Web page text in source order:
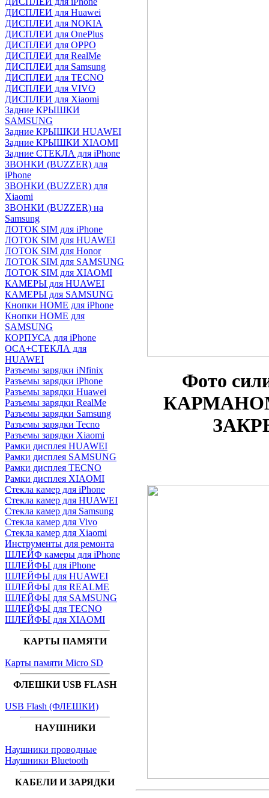
ДИСПЛЕИ для Huawei
ДИСПЛЕИ для NOKIA
ДИСПЛЕИ для OnePlus
ДИСПЛЕИ для OPPO
ДИСПЛЕИ для RealMe
ДИСПЛЕИ для Samsung
ДИСПЛЕИ для TECNO
ДИСПЛЕИ для VIVO
ДИСПЛЕИ для Xiaomi
Задние КРЫШКИ
SAMSUNG
Задние КРЫШКИ HUAWEI
Задние КРЫШКИ XIAOMI
Задние СТЕКЛА для iPhone
ЗВОНКИ (BUZZER) для
iPhone
ЗВОНКИ (BUZZER) для
Xiaomi
ЗВОНКИ (BUZZER) на
Samsung
ЛОТОК SIM для iPhone
ЛОТОК SIM для HUAWEI
ЛОТОК SIM для Honor
ЛОТОК SIM для SAMSUNG
ЛОТОК SIM для XIAOMI
КАМЕРЫ для HUAWEI
КАМЕРЫ для SAMSUNG
Кнопки HOME для iPhone
Кнопки HOME для
SAMSUNG
КОРПУСА для iPhone
OCA+СТЕКЛА для
HUAWEI
Разъемы зарядки iNfinix
Разъемы зарядки iPhone
Разъемы зарядки Huawei
Разъемы зарядки RealMe
Разъемы зарядки Samsung
Разъемы зарядки Tecno
Разъемы зарядки Xiaomi
Рамки дисплея HUAWEI
Рамки дисплея SAMSUNG
Рамки дисплея TECNO
Рамки дисплея XIAOMI
Стекла камер для iPhone
Стекла камер для HUAWEI
Стекла камер для Samsung
Стекла камер для Vivo
Стекла камер для Xiaomi
Инструменты для ремонта
ШЛЕЙФ камеры для iPhone
ШЛЕЙФЫ для iPhone
ШЛЕЙФЫ для HUAWEI
ШЛЕЙФЫ для REALME
ШЛЕЙФЫ для SAMSUNG
ШЛЕЙФЫ для TECNO
ШЛЕЙФЫ для XIAOMI
КАРТЫ ПАМЯТИ
Карты памяти Micro SD
ФЛЕШКИ USB FLASH
USB Flash (ФЛЕШКИ)
НАУШНИКИ
Наушники проводные
Наушники Bluetooth
КАБЕЛИ И ЗАРЯДКИ
Фото
КАРМАНОМ